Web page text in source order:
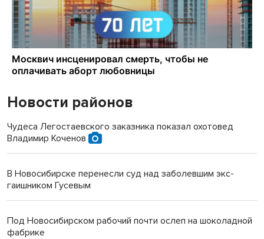
Новости районов
Чудеса Легостаевского заказника показал охотовед
Владимир Коченов
В Новосибирске перенесли суд над заболевшим экс-
гаишником Гусевым
Под Новосибирском рабочий почти ослеп на шоколадной
фабрике